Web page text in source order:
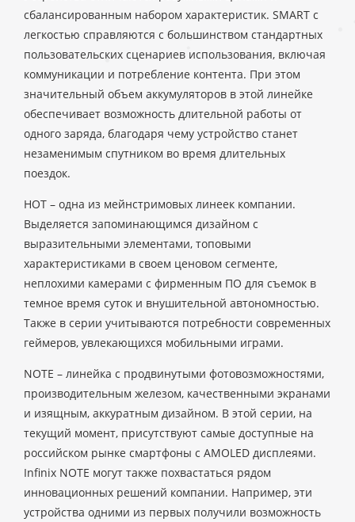
сбалансированным набором характеристик. SMART с
легкостью справляются с большинством стандартных
пользовательских сценариев использования, включая
коммуникации и потребление контента. При этом
значительный объем аккумуляторов в этой линейке
обеспечивает возможность длительной работы от
одного заряда, благодаря чему устройство станет
незаменимым спутником во время длительных
поездок.
HOT – одна из мейнстримовых линеек компании.
Выделяется запоминающимся дизайном с
выразительными элементами, топовыми
характеристиками в своем ценовом сегменте,
неплохими камерами с фирменным ПО для съемок в
темное время суток и внушительной автономностью.
Также в серии учитываются потребности современных
геймеров, увлекающихся мобильными играми.
NOTE – линейка с продвинутыми фотовозможностями,
производительным железом, качественными экранами
и изящным, аккуратным дизайном. В этой серии, на
текущий момент, присутствуют самые доступные на
российском рынке смартфоны с AMOLED дисплеями.
Infinix NOTE могут также похвастаться рядом
инновационных решений компании. Например, эти
устройства одними из первых получили возможность